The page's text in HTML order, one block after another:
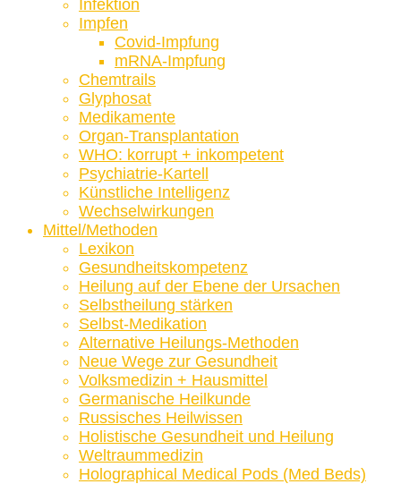
Infektion
Impfen
Covid-Impfung
mRNA-Impfung
Chemtrails
Glyphosat
Medikamente
Organ-Transplantation
WHO: korrupt + inkompetent
Psychiatrie-Kartell
Künstliche Intelligenz
Wechselwirkungen
Mittel/Methoden
Lexikon
Gesundheitskompetenz
Heilung auf der Ebene der Ursachen
Selbstheilung stärken
Selbst-Medikation
Alternative Heilungs-Methoden
Neue Wege zur Gesundheit
Volksmedizin + Hausmittel
Germanische Heilkunde
Russisches Heilwissen
Holistische Gesundheit und Heilung
Weltraummedizin
Holographical Medical Pods (Med Beds)